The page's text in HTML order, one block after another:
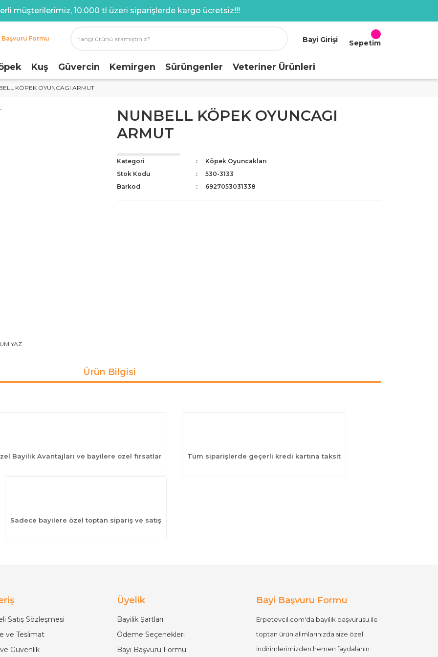
müşterilerimiz, 10.000 tl üzeri siparişlerde kargo ücretsiz!!!
Başvuru Formu Bayi Girişi Sepetim
Kuş Güvercin Kemirgen Sürüngenler Veteriner Ürünleri
KÖPEK OYUNCAGI ARMUT
YAZ
NUNBELL KÖPEK OYUNCAGI
ARMUT
Kategori
Köpek Oyuncakları
Stok Kodu
530-3133
Barkod
6927053031338
Ürün Bilgisi
Bayilik Avantajları ve bayilere özel fırsatlar Tüm siparişlerde geçerli kredi kartına taksit
Sadece bayilere özel toptan sipariş ve satış
Satış Sözleşmesi
ve Teslimat
Güvenlik
Üyelik
Bayilik Şartları
Ödeme Seçenekleri
Bayi Başvuru Formu
Bayi Başvuru Formu
Erpetevcil.com'da bayilik başvurusu ile
toptan ürün alımlarınızda size özel
indirimlerimizden hemen faydalanın.